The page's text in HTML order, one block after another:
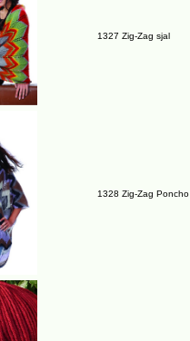
1327 Zig-Zag sjal
1328 Zig-Zag Poncho